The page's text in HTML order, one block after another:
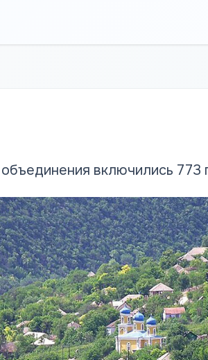
включились 773